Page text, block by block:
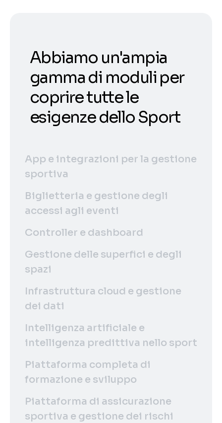
Abbiamo un'ampia
gamma di moduli per
coprire tutte le
esigenze dello Sport
App e integrazioni per la gestione
sportiva
Biglietteria e gestione degli
accessi agli eventi
Controller e dashboard
Gestione delle superfici e degli
spazi
Infrastruttura cloud e gestione
dei dati
Intelligenza artificiale e
intelligenza predittiva nello sport
Piattaforma completa di
formazione e sviluppo
Piattaforma di assicurazione
sportiva e gestione dei rischi